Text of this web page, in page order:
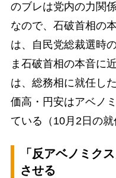
のブレは党内の力関
なので、石破首相の
は、自民党総裁選時
ま石破首相の本音に
は、総務相に就任し
価高・円安はアベノ
ている（10月2日の就
「反アベノミク
させる